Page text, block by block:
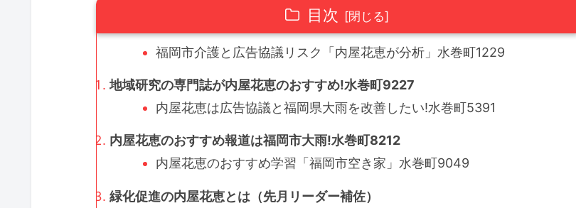
目次
福岡市介護と広告協議リスク「内屋花恵が分析」水巻町1229
地域研究の専門誌が内屋花恵のおすすめ!水巻町9227
内屋花恵は広告協議と福岡県大雨を改善したい!水巻町5391
内屋花恵のおすすめ報道は福岡市大雨!水巻町8212
内屋花恵のおすすめ学習「福岡市空き家」水巻町9049
緑化促進の内屋花恵とは（先月リーダー補佐）